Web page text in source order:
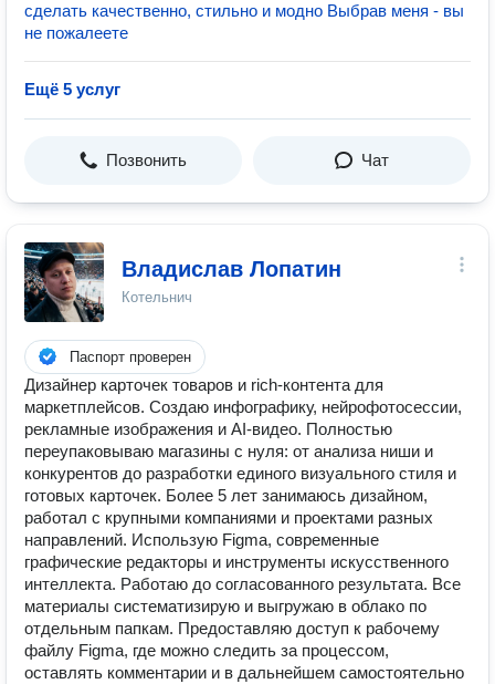
сделать качественно, стильно и модно Выбрав меня - вы
не пожалеете
Ещё 5 услуг
Позвонить Чат
Владислав Лопатин
Котельнич
Паспорт проверен
Дизайнер карточек товаров и rich-контента для
маркетплейсов. Создаю инфографику, нейрофотосессии,
рекламные изображения и AI-видео. Полностью
переупаковываю магазины с нуля: от анализа ниши и
конкурентов до разработки единого визуального стиля и
готовых карточек. Более 5 лет занимаюсь дизайном,
работал с крупными компаниями и проектами разных
направлений. Использую Figma, современные
графические редакторы и инструменты искусственного
интеллекта. Работаю до согласованного результата. Все
материалы систематизирую и выгружаю в облако по
отдельным папкам. Предоставляю доступ к рабочему
файлу Figma, где можно следить за процессом,
оставлять комментарии и в дальнейшем самостоятельно